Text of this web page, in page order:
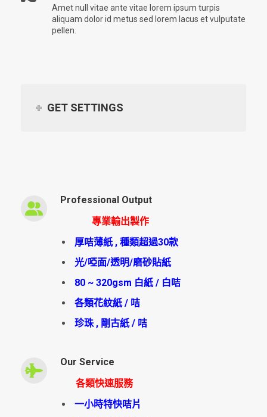
Amet null vitae ante vitae lorem ipsum turpis
aliquam dolor id metus sed lorem lacus et vulputate
pellen.
GET SETTINGS
Professional Output
專業輸出製作
厚咭薄紙 , 種類超過30款
光/啞面/透明/磨砂貼紙
80 ~ 320gsm 白紙 / 白咭
各類花紋紙 / 咭
珍珠 , 剛古紙 / 咭
Our Service
各類快速服務
一小時特快咭片